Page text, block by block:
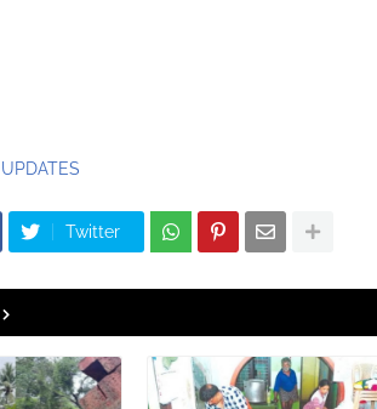
UPDATES
Twitter